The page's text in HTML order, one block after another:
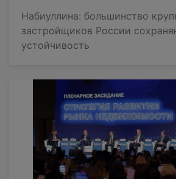
Набиуллина: большинство
застройщиков России
устойчивость